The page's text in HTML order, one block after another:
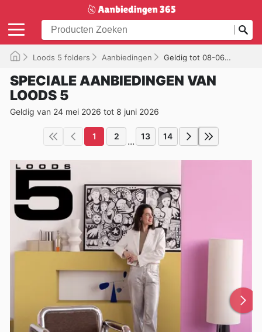
Loods 5 folders Aanbiedingen Geldig tot 08-06-2026
SPECIALE AANBIEDINGEN VAN
LOODS 5
Geldig van 24 mei 2026 tot 8 juni 2026
1 2 ... 13 14